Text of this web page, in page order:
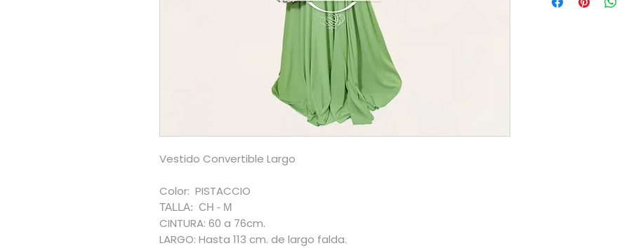
Vestido Convertible Largo
Color: PISTACCIO
TALLA: CH - M
CINTURA: 60 a 76cm.
LARGO: Hasta 113 cm. de largo falda.